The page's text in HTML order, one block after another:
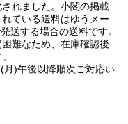
れました。小閣の掲載
ている送料はゆうメー
送する場合の送料です。
難なため、在庫確認後
)午後以降順次ご対応い